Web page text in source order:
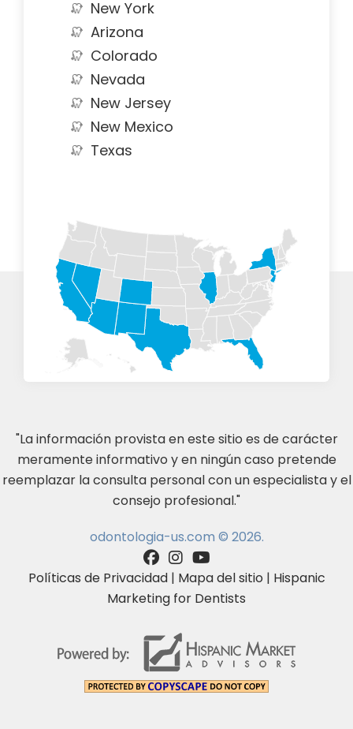
New York
Arizona
Colorado
Nevada
New Jersey
New Mexico
Texas
"La información provista en este sitio es de carácter
meramente informativo y en ningún caso pretende
reemplazar la consulta personal con un especialista y el
consejo profesional."
odontologia-us.com © 2026.
Políticas de Privacidad| Mapa del sitio | Hispanic
Marketing for Dentists